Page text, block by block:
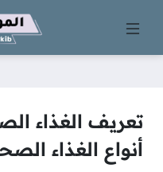
تعريف الغذاء
أنواع الغذاء